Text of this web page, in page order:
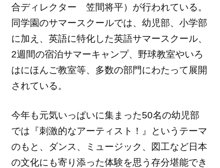
合ディレクター 笠間将平）が行われている。
同学園のサマースクールでは、幼児部、小学部
に加え、英語に特化した英語サマースクール、
2週間の宿泊サマーキャンプ、野球教室やいろ
はにほんご教室等、 多数の部門にわたって展開
されている。
今年も元気いっぱいに集まった50名の幼児部
では『刺激的なアーティスト！』というテーマ
のもと、ダンス、
ミュージック、 図工など日本
の文化にも寄り添った体験を思う存分堪能でき